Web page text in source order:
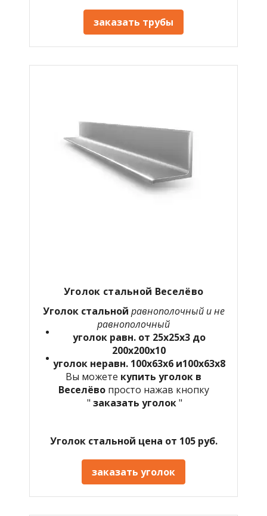
заказать трубы
Уголок стальной Веселёво
Уголок стальной равнополочный и не
равнополочный
уголок равн. от 25х25х3 до
200х200х10
уголок неравн. 100х63х6 и100х63х8
Вы можете купить уголок в
Веселёво просто нажав кнопку
" заказать уголок"
Уголок стальной цена от 105 руб.
заказать уголок